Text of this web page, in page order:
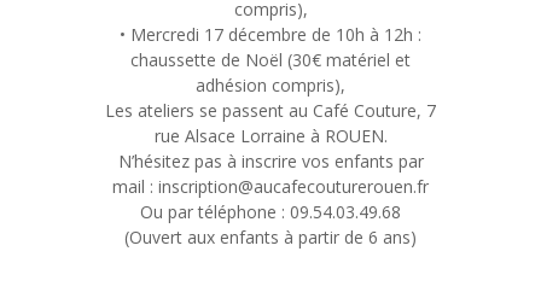
compris),
• Mercredi 17 décembre de 10h à 12h :
chaussette de Noël (30€ matériel et
adhésion compris),
Les ateliers se passent au Café Couture, 7
rue Alsace Lorraine à ROUEN.
N’hésitez pas à inscrire vos enfants par
mail : inscription@aucafecouturerouen.fr
Ou par téléphone : 09.54.03.49.68
(Ouvert aux enfants à partir de 6 ans)